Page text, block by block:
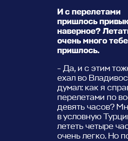
И с перелетами
пришлось
наверное?
очень много тебе
пришлось.
- Да, и с этим
ехал во
думал: как я
перелетами по
девять часов?
в условную
лететь четыре
очень легко. Но